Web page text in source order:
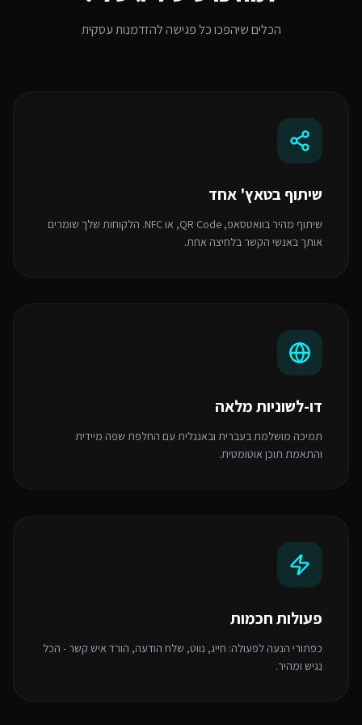
הכלים שיהפכו כל פגישה להזדמנות עסקית
שיתוף בטאץ' אחד
שיתוף מהיר בוואטסאפ, QR Code, או NFC. הלקוחות שלך שומרים
אותך באנשי הקשר בלחיצה אחת.
דו-לשוניות מלאה
תמיכה מושלמת בעברית ובאנגלית עם החלפת שפה מיידית
והתאמת תוכן אוטומטית.
פעולות חכמות
כפתורי הנעה לפעולה: חייג, נווט, שלח הודעה, הורד איש קשר - הכל
נגיש ומהיר.